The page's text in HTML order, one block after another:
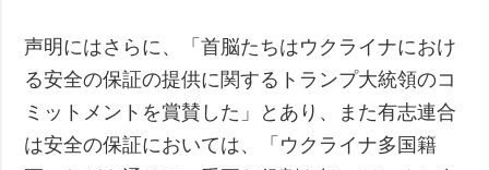
声明にはさらに、「首脳たちはウクライナにおけ
る安全の保証の提供に関するトランプ大統領のコ
ミットメントを賞賛した」とあり、また有志連合
は安全の保証においては、「ウクライナ多国籍